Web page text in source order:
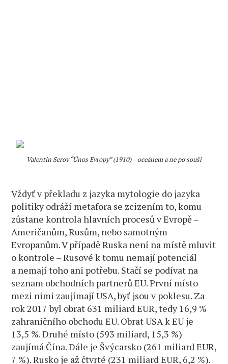
Valentin Serov “Únos Evropy” (1910) – oceánem a ne po souši
Vždyť v překladu z jazyka mytologie do jazyka
politiky odráží metafora se zcizením to, komu
zůstane kontrola hlavních procesů v Evropě –
Američanům, Rusům, nebo samotným
Evropanům. V případě Ruska není na místě mluvit
o kontrole – Rusové k tomu nemají potenciál
a nemají toho ani potřebu. Stačí se podívat na
seznam obchodních partnerů EU. První místo
mezi nimi zaujímají USA, byť jsou v poklesu. Za
rok 2017 byl obrat 631 miliard EUR, tedy 16,9 %
zahraničního obchodu EU. Obrat USA k EU je
13,5 %. Druhé místo (593 miliard, 15,3 %)
zaujímá Čína. Dále je Švýcarsko (261 miliard EUR,
7 %). Rusko je až čtvrté (231 miliard EUR, 6,2 %).